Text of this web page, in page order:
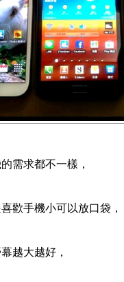
需求都不一樣，
歡手機小可以放口袋，
越大越好，